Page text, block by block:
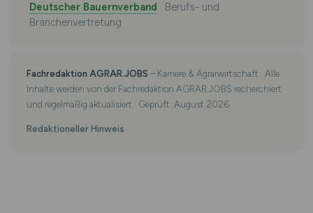
Deutscher Bauernverband · Berufs- und
Branchenvertretung
Fachredaktion AGRAR.JOBS – Karriere & Agrarwirtschaft · Alle
Inhalte werden von der Fachredaktion AGRAR.JOBS recherchiert
und regelmäßig aktualisiert · Geprüft: August 2026
Redaktioneller Hinweis